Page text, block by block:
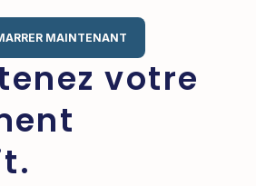
MAINTENANT
votre